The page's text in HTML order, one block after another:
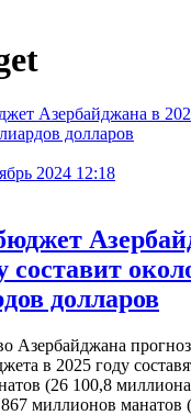
2024 12:18
составит
долларов
Азербайджана
в 2025 году
(26 100,8
миллионов манатов